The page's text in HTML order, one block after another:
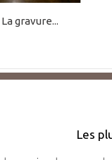
La gravure...
Les